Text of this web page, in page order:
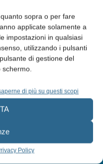
sopra o per fare
applicate solamente a
impostazioni in qualsiasi
utilizzando i pulsanti
di gestione del
schermo.
di più su questi scopi
Policy